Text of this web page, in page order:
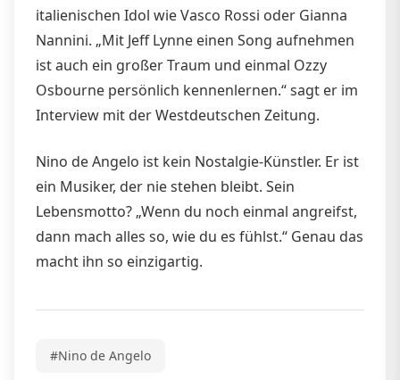
italienischen Idol wie Vasco Rossi oder Gianna
Nannini. „Mit Jeff Lynne einen Song aufnehmen
ist auch ein großer Traum und einmal Ozzy
Osbourne persönlich kennenlernen.“ sagt er im
Interview mit der Westdeutschen Zeitung.
Nino de Angelo ist kein Nostalgie-Künstler. Er ist
ein Musiker, der nie stehen bleibt. Sein
Lebensmotto? „Wenn du noch einmal angreifst,
dann mach alles so, wie du es fühlst.“ Genau das
macht ihn so einzigartig.
#Nino de Angelo